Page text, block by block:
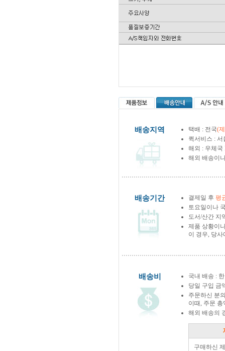
배송지역 택배 : 전국(
퀵서비스 :
해외 : 우체국
해외 배송이
배송기간 결제일 후 평
토요일이나
도서/산간 지
제품 상황이
이 경우, 당
배송비
국내 배송 :
당일 구입 금
주문하신 분
이때, 주문
해외 배송의
구매하신